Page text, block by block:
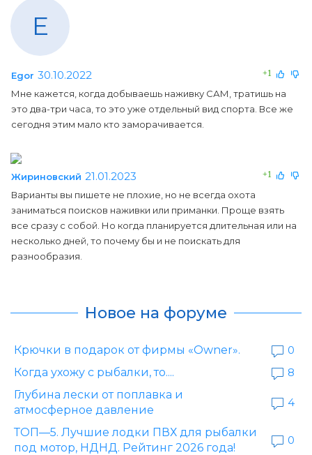
E
+1
Egor 30.10.2022
Мне кажется, когда добываешь наживку САМ, тратишь на
это два-три часа, то это уже отдельный вид спорта. Все же
сегодня этим мало кто заморачивается.
+1
Жириновский 21.01.2023
Варианты вы пишете не плохие, но не всегда охота
заниматься поисков наживки или приманки. Проще взять
все сразу с собой. Но когда планируется длительная или на
несколько дней, то почему бы и не поискать для
разнообразия.
Новое на форуме
Крючки в подарок от фирмы «Owner».
0
Когда ухожу с рыбалки, то....
8
Глубина лески от поплавка и
атмосферное давление
4
ТОП—5. Лучшие лодки ПВХ для рыбалки
под мотор, НДНД. Рейтинг 2026 года!
0